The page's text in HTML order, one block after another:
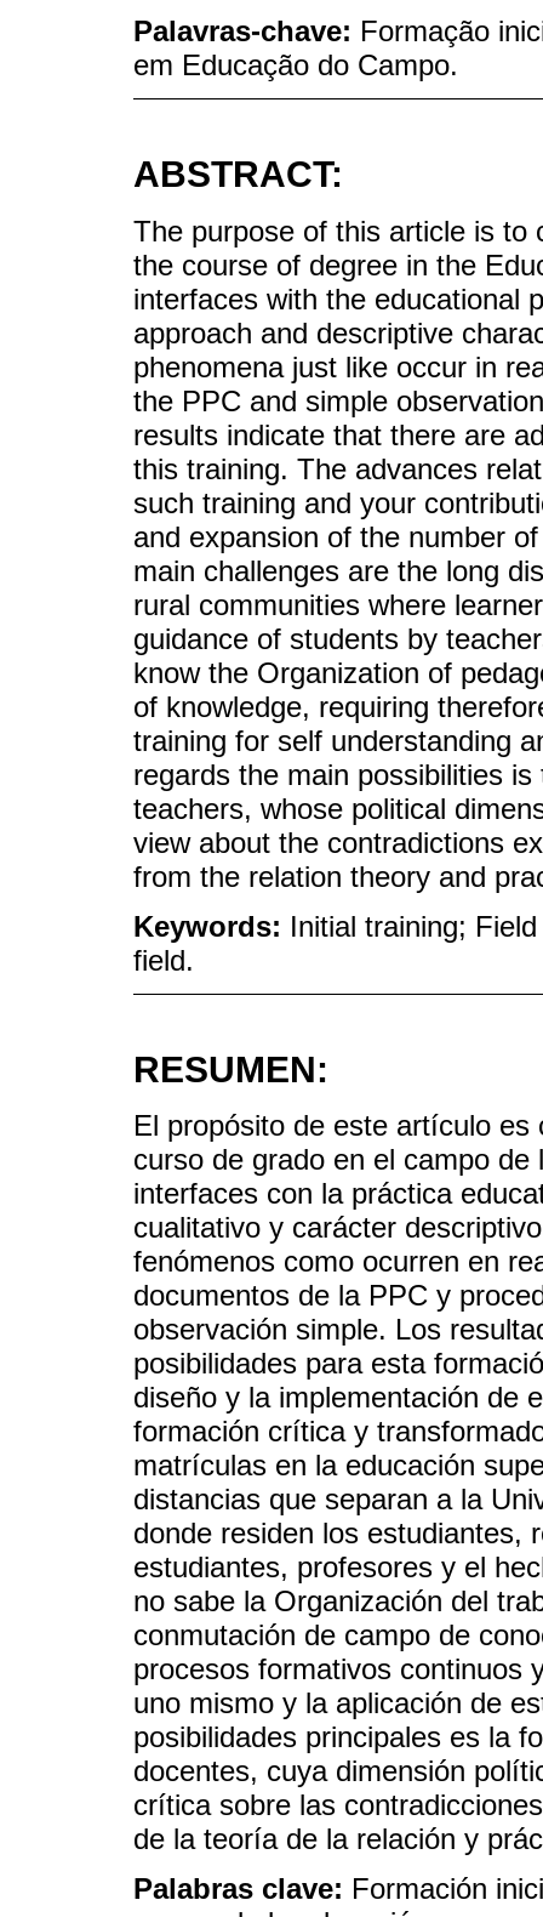
Palavras-chave: Formação
em Educação do Campo.
ABSTRACT:
The purpose of this article is to
the course of degree in the
interfaces with the educational
approach and descriptive
phenomena just like occur in
the PPC and simple
results indicate that there are
this training. The advances
such training and your
and expansion of the number
main challenges are the long
rural communities where
guidance of students by
know the Organization of
of knowledge, requiring
training for self understanding
regards the main possibilities
teachers, whose political
view about the contradictions
from the relation theory and
Keywords: Initial training;
field.
RESUMEN:
El propósito de este artículo
curso de grado en el campo
interfaces con la práctica
cualitativo y carácter
fenómenos como ocurren en
documentos de la PPC y
observación simple. Los
posibilidades para esta
diseño y la implementación de
formación crítica y
matrículas en la educación
distancias que separan a la
donde residen los estudiantes,
estudiantes, profesores y el
no sabe la Organización del
conmutación de campo de
procesos formativos continuos
uno mismo y la aplicación de
posibilidades principales es la
docentes, cuya dimensión
crítica sobre las
de la teoría de la relación y
Palabras clave: Formación